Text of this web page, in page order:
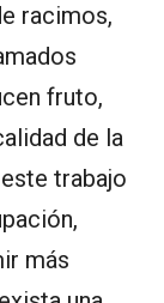
racimos,
fruto,
de la
trabajo
más